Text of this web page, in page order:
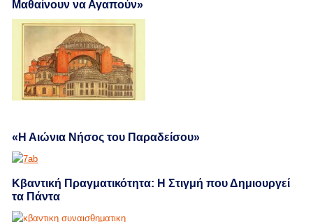
Μαθαίνουν να Αγαπούν»
«Η Αιώνια Νήσος του Παραδείσου»
Κβαντική Πραγματικότητα: Η Στιγμή που Δημιουργεί
τα Πάντα